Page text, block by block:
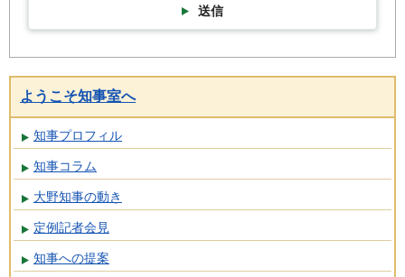
送信
ようこそ知事室へ
知事プロフィル
知事コラム
大野知事の動き
定例記者会見
知事への提案